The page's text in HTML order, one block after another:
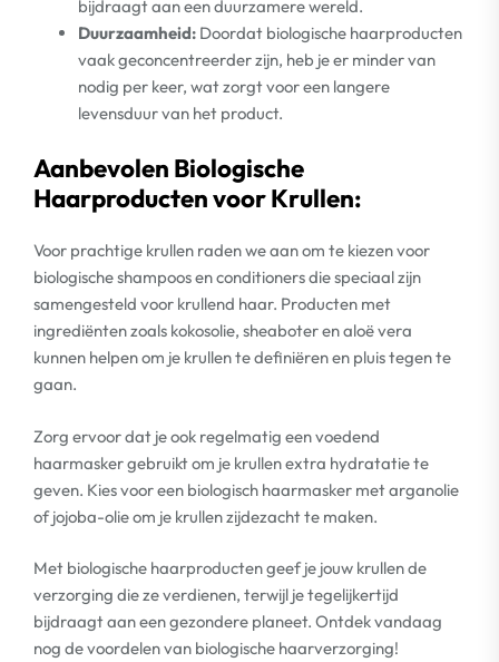
bijdraagt aan een duurzamere wereld.
Duurzaamheid: Doordat biologische haarproducten
vaak geconcentreerder zijn, heb je er minder van
nodig per keer, wat zorgt voor een langere
levensduur van het product.
Aanbevolen Biologische
Haarproducten voor Krullen:
Voor prachtige krullen raden we aan om te kiezen voor
biologische shampoos en conditioners die speciaal zijn
samengesteld voor krullend haar. Producten met
ingrediënten zoals kokosolie, sheaboter en aloë vera
kunnen helpen om je krullen te definiëren en pluis tegen te
gaan.
Zorg ervoor dat je ook regelmatig een voedend
haarmasker gebruikt om je krullen extra hydratatie te
geven. Kies voor een biologisch haarmasker met arganolie
of jojoba-olie om je krullen zijdezacht te maken.
Met biologische haarproducten geef je jouw krullen de
verzorging die ze verdienen, terwijl je tegelijkertijd
bijdraagt aan een gezondere planeet. Ontdek vandaag
nog de voordelen van biologische haarverzorging!